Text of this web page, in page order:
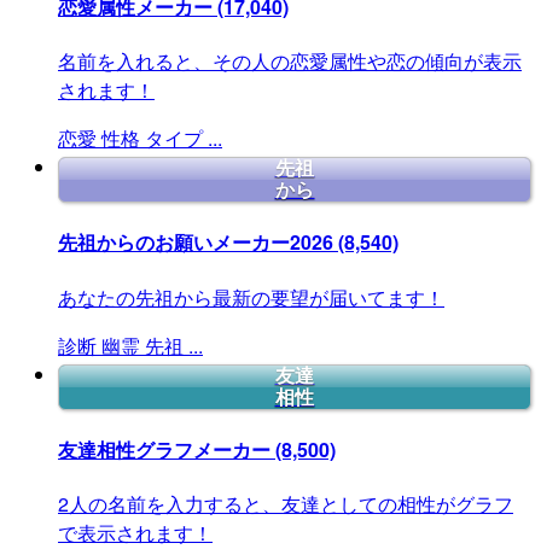
恋愛属性メーカー(17,040)
名前を入れると、その人の恋愛属性や恋の傾向が表示
されます！
恋愛 性格 タイプ ...
先祖
から
先祖からのお願いメーカー2026(8,540)
あなたの先祖から最新の要望が届いてます！
診断 幽霊 先祖 ...
友達
相性
友達相性グラフメーカー(8,500)
2人の名前を入力すると、友達としての相性がグラフ
で表示されます！